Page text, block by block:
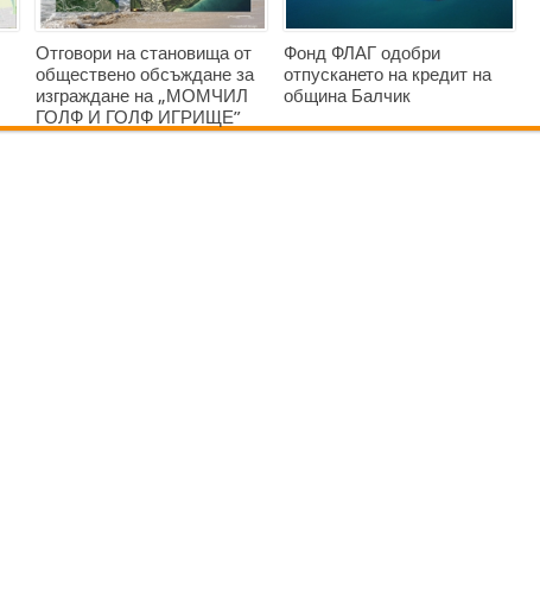
Отговори на становища от
обществено обсъждане за
изграждане на „МОМЧИЛ
ГОЛФ И ГОЛФ ИГРИЩЕ”
Фонд ФЛАГ одобри
отпускането на кредит на
община Балчик